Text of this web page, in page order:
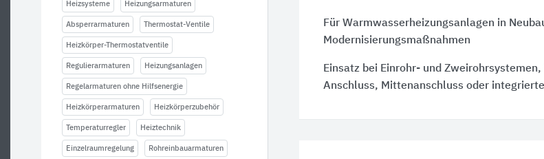
Heizsysteme Heizungsarmaturen
Absperrarmaturen Thermostat-Ventile
Heizkörper-Thermostatventile
Regulierarmaturen Heizungsanlagen
Regelarmaturen ohne Hilfsenergie
Heizkörperarmaturen Heizkörperzubehör
Temperaturregler Heiztechnik
Einzelraumregelung Rohreinbauarmaturen
Für Warmwasserheizungsanlagen in
Modernisierungsmaßnahmen
Einsatz bei Einrohr- und
Anschluss, Mittenanschluss oder